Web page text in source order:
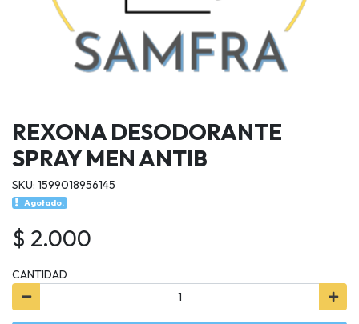
REXONA DESODORANTE
SPRAY MEN ANTIB
SKU: 1599018956145
Agotado.
$ 2.000
CANTIDAD